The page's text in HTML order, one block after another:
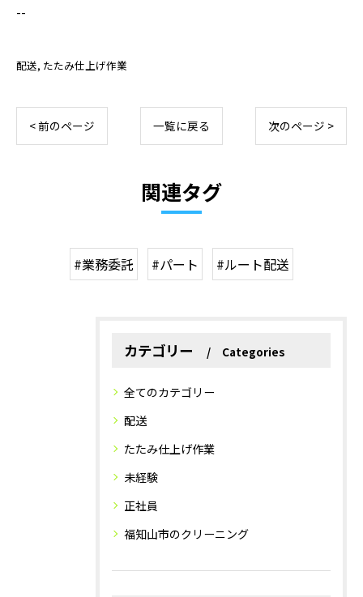
--
配送 たたみ仕上げ作業
< 前のページ 一覧に戻る 次のページ >
関連タグ
#業務委託 #パート #ルート配送
カテゴリー Categories
全てのカテゴリー
配送
たたみ仕上げ作業
未経験
正社員
福知山市のクリーニング